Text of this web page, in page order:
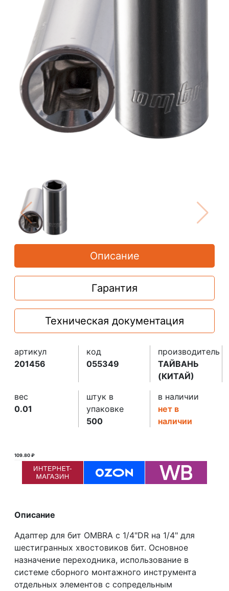
Описание
Гарантия
Техническая документация
артикул
201456
код
055349
производитель
ТАЙВАНЬ
(КИТАЙ)
вес
0.01
штук в
упаковке
500
в наличии
нет в
наличии
109.80 ₽
Описание
Адаптер для бит OMBRA с 1/4"DR на 1/4" для
шестигранных хвостовиков бит. Основное
назначение переходника, использование в
системе сборного монтажного инструмента
отдельных элементов с сопредельным